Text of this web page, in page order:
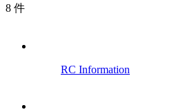
8 件
RC Information